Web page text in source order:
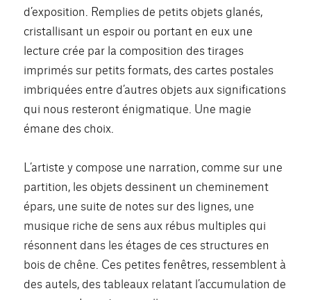
d’exposition. Remplies de petits objets glanés,
cristallisant un espoir ou portant en eux une
lecture crée par la composition des tirages
imprimés sur petits formats, des cartes postales
imbriquées entre d’autres objets aux significations
qui nous resteront énigmatique. Une magie
émane des choix.
L’artiste y compose une narration, comme sur une
partition, les objets dessinent un cheminement
épars, une suite de notes sur des lignes, une
musique riche de sens aux rébus multiples qui
résonnent dans les étages de ces structures en
bois de chêne. Ces petites fenêtres, ressemblent à
des autels, des tableaux relatant l’accumulation de